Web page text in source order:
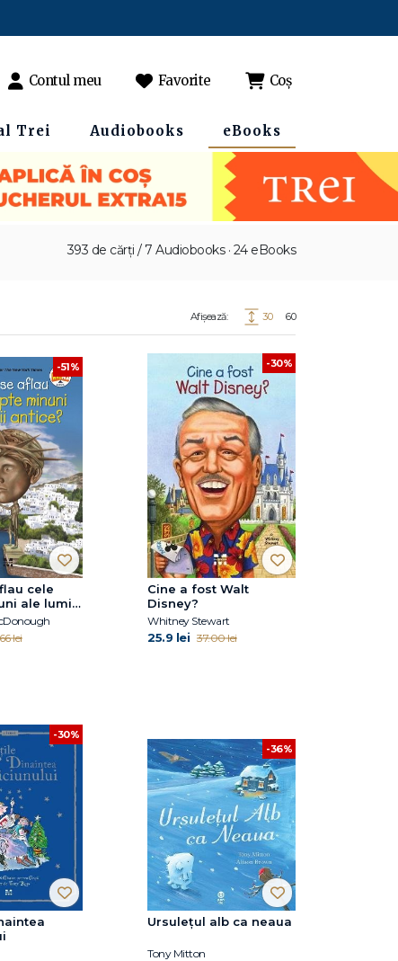
Contul meu Favorite Coș
Trei Audiobooks eBooks
393 de cărți / 7 Audiobooks · 24 eBooks
Afișează: 30 60
-51%
cele
ale lumii
lei
-30%
Cine a fost Walt
Disney?
Whitney Stewart
25.9 lei 37.00 lei
-30%
-36%
Ursulețul alb ca neaua
Tony Mitton